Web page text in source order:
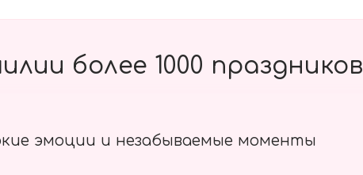
более 1000 праздников
эмоции и незабываемые моменты